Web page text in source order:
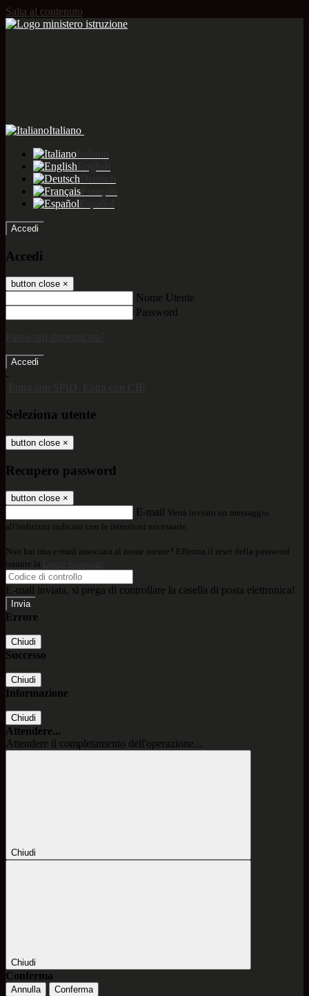
Salta al contenuto
Italiano
Accedi
Accedi
button close ×
Nome Utente
Password
-
Seleziona utente
button close ×
Recupero password
button close ×
E-mail Verrà inviato un messaggio
all'indirizzo indicato con le istruzioni necessarie.
Non hai una e-mail associata al nome utente? Effettua il reset della password
tramite la
E-mail inviata, si prega di controllare la casella di posta elettronica!
Errore
Chiudi
Successo
Chiudi
Informazione
Chiudi
Attendere...
Attendere il completamento dell'operazione...
Chiudi
Chiudi
Conferma
Annulla Conferma